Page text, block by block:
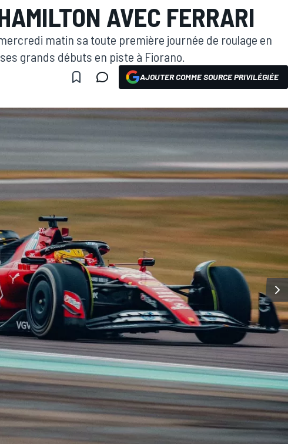
AVEC FERRARI
matin sa toute première journée de roulage en
grands débuts en piste à Fiorano.
AJOUTER COMME SOURCE PRIVILÉGIÉE